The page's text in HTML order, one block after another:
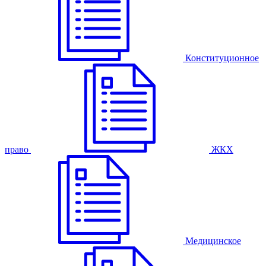
Конституционное
право ЖКХ
Медицинское